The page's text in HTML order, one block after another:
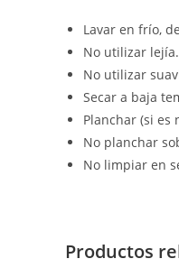
Lavar en frío,
No utilizar lejía.
No utilizar
Secar a baja
Planchar (si es
No planchar
No limpiar en
Productos